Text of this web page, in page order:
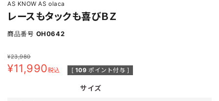
AS KNOW AS olaca
レースもタックも喜びＢＺ
商品番号 OH0642
¥23,980
¥11,990税込 [ 109 ポイント付与 ]
サイズ